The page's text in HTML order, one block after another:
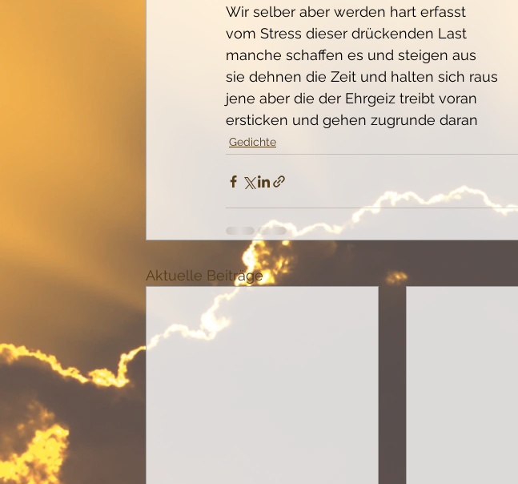
Wir selber aber werden hart erfasst
vom Stress dieser drückenden Last
manche schaffen es und steigen aus
sie dehnen die Zeit und halten sich raus
jene aber die der Ehrgeiz treibt voran
ersticken und gehen zugrunde daran
Gedichte
Aktuelle Beiträge